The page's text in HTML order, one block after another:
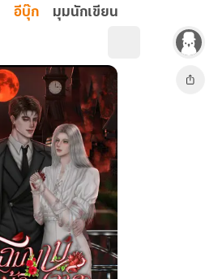
อีบุ๊ก มุมนักเขียน